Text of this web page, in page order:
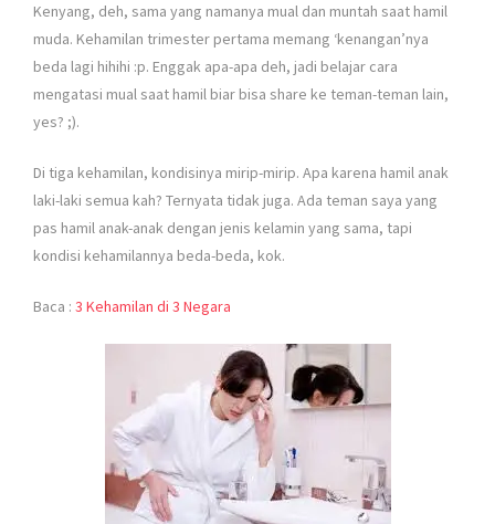
Kenyang, deh, sama yang namanya mual dan muntah saat hamil
muda. Kehamilan trimester pertama memang ‘kenangan’nya
beda lagi hihihi :p. Enggak apa-apa deh, jadi belajar cara
mengatasi mual saat hamil biar bisa share ke teman-teman lain,
yes? ;).
Di tiga kehamilan, kondisinya mirip-mirip. Apa karena hamil anak
laki-laki semua kah? Ternyata tidak juga. Ada teman saya yang
pas hamil anak-anak dengan jenis kelamin yang sama, tapi
kondisi kehamilannya beda-beda, kok.
Baca : 3 Kehamilan di 3 Negara